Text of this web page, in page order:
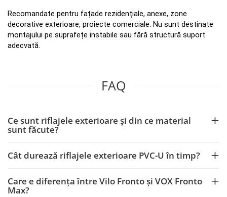
Recomandate pentru fațade rezidențiale, anexe, zone
decorative exterioare, proiecte comerciale. Nu sunt destinate
montajului pe suprafețe instabile sau fără structură suport
adecvată.
FAQ
Ce sunt riflajele exterioare și din ce material
sunt făcute?
Cât durează riflajele exterioare PVC-U în timp?
Care e diferența între Vilo Fronto și VOX Fronto
Max?